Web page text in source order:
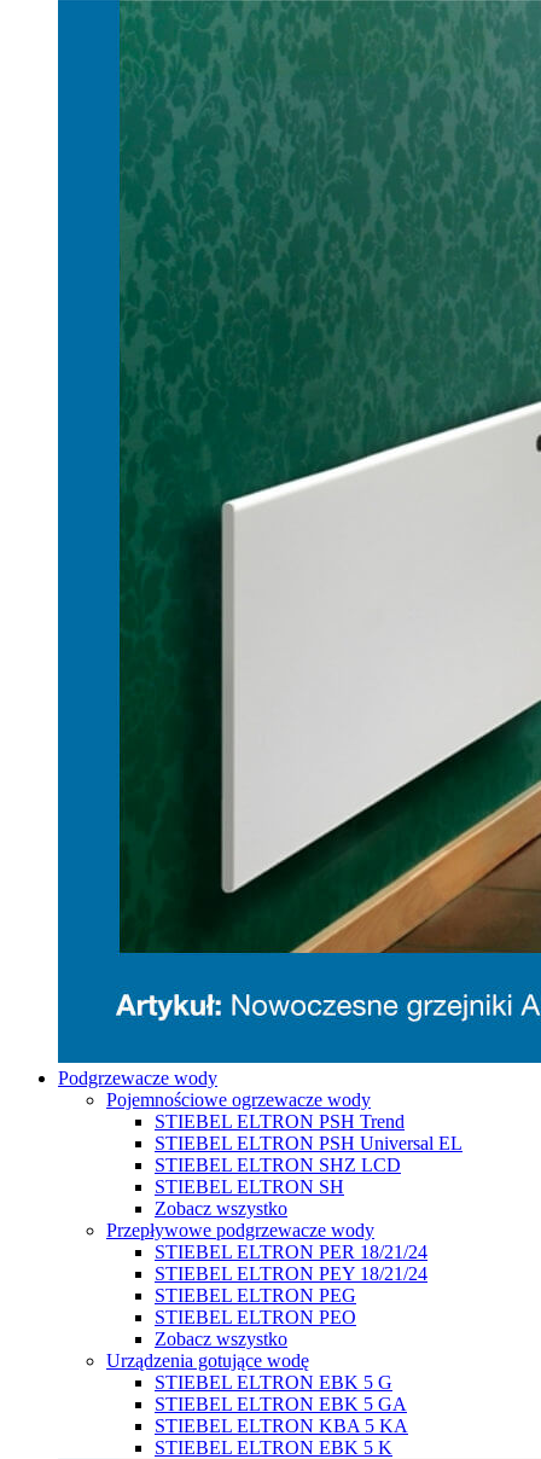
Podgrzewacze wody
Pojemnościowe ogrzewacze wody
STIEBEL ELTRON PSH Trend
STIEBEL ELTRON PSH Universal EL
STIEBEL ELTRON SHZ LCD
STIEBEL ELTRON SH
Zobacz wszystko
Przepływowe podgrzewacze wody
STIEBEL ELTRON PER 18/21/24
STIEBEL ELTRON PEY 18/21/24
STIEBEL ELTRON PEG
STIEBEL ELTRON PEO
Zobacz wszystko
Urządzenia gotujące wodę
STIEBEL ELTRON EBK 5 G
STIEBEL ELTRON EBK 5 GA
STIEBEL ELTRON KBA 5 KA
STIEBEL ELTRON EBK 5 K